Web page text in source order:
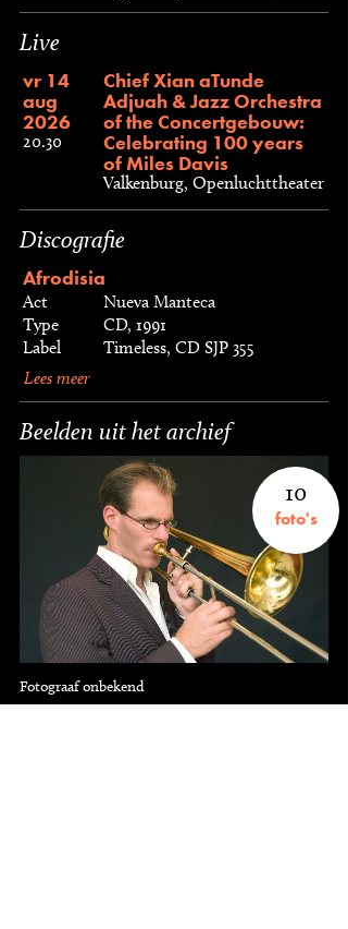
Live
vr 14
aug
2026
20.30
Chief Xian aTunde
Adjuah & Jazz Orchestra
of the Concertgebouw:
Celebrating 100 years
of Miles Davis
Valkenburg, Openluchttheater
Discografie
Afrodisia
Act
Nueva Manteca
Type
CD, 1991
Label
Timeless, CD SJP 355
Lees meer
Beelden uit het archief
10
foto's
Fotograaf onbekend